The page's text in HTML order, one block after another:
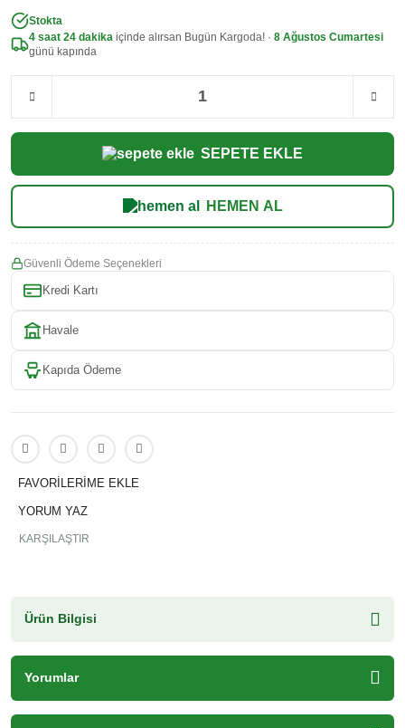
Stokta
4 saat 24 dakika içinde alırsan Bugün Kargoda! · 8 Ağustos Cumartesi
günü kapında
SEPETE EKLE
HEMEN AL
Güvenli Ödeme Seçenekleri
Kredi Kartı
Havale
Kapıda Ödeme
YORUM YAZ
KARŞILAŞTIR
Ürün Bilgisi
Yorumlar